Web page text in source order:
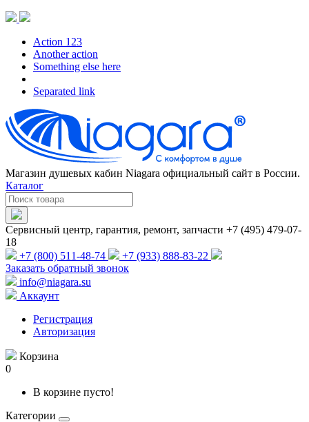
Action 123
Another action
Something else here
Separated link
Магазин душевых кабин Niagara официальный сайт в России.
Каталог
Сервисный центр, гарантия, ремонт, запчасти +7 (495) 479-07-
18
+7 (800) 511-48-74
+7 (933) 888-83-22
Заказать обратный звонок
info@niagara.su
Аккаунт
Регистрация
Авторизация
Корзина
0
В корзине пусто!
Категории